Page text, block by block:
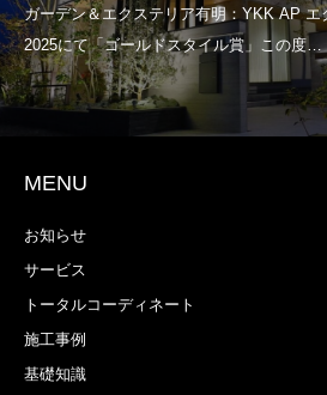
MENU
お知らせ
サービス
トータルコーディネート
施工事例
基礎知識